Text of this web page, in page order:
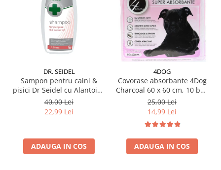
DR. SEIDEL
Sampon pentru caini &
pisici Dr Seidel cu Alantoina
220 ml
40,00 Lei
22,99 Lei
ADAUGA IN COS
4DOG
Covorase absorbante 4Dog
Charcoal 60 x 60 cm, 10 buc
/ pachet
25,00 Lei
14,99 Lei
ADAUGA IN COS